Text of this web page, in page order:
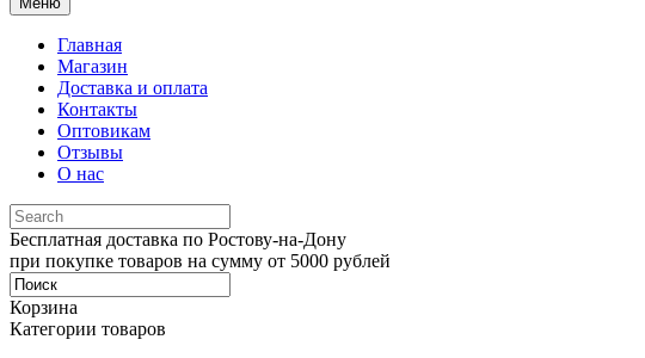
Главная
Магазин
Доставка и оплата
Контакты
Оптовикам
Отзывы
О нас
Бесплатная доставка по Ростову-на-Дону
при покупке товаров на сумму от 5000 рублей
Корзина
Категории товаров